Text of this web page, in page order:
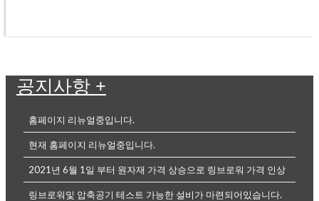
공지사항 +
홈페이지 리뉴얼중입니다.
현재 홈페이지 리뉴얼중입니다.
2021년 6월 1일 부터 원자재 가격 상승으로 링브로워 가격 인상
링브로워및 압축공기 테스트 가능한 설비가 마련되어있습니다.